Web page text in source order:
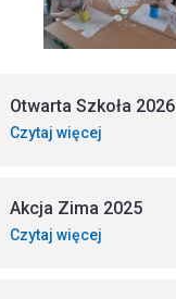
Otwarta Szkoła 2026
Czytaj więcej
Akcja Zima 2025
Czytaj więcej